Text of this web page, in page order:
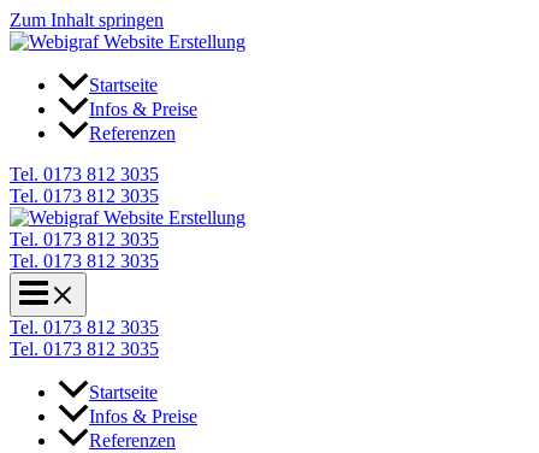
Zum Inhalt springen
Startseite
Infos & Preise
Referenzen
Tel. 0173 812 3035
Tel. 0173 812 3035
Tel. 0173 812 3035
Tel. 0173 812 3035
Tel. 0173 812 3035
Tel. 0173 812 3035
Startseite
Infos & Preise
Referenzen